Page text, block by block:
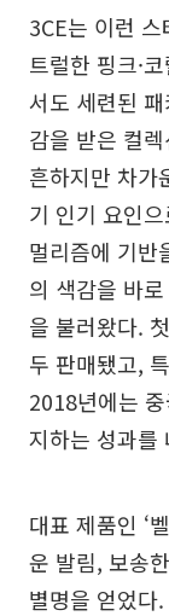
3CE는 이런
트럴한 핑크·
서도 세련된
감을 받은 컬
흔하지만 차가
기 인기 요인
멀리즘에 기반
의 색감을 바
을 불러왔다.
두 판매됐고,
2018년에는
지하는 성과를
대표 제품인 ‘
운 발림, 보송
별명을 얻었다